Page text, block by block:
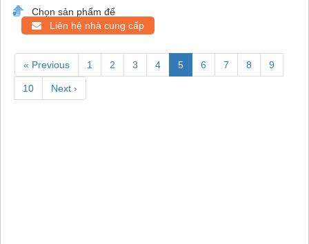
Chọn sản phẩm để
Liên hệ nhà cung cấp
« Previous 1 2 3 4 5 6 7 8 9
10 Next ›